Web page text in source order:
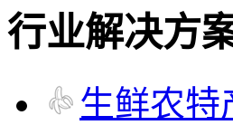
行业解决方
生鲜农特